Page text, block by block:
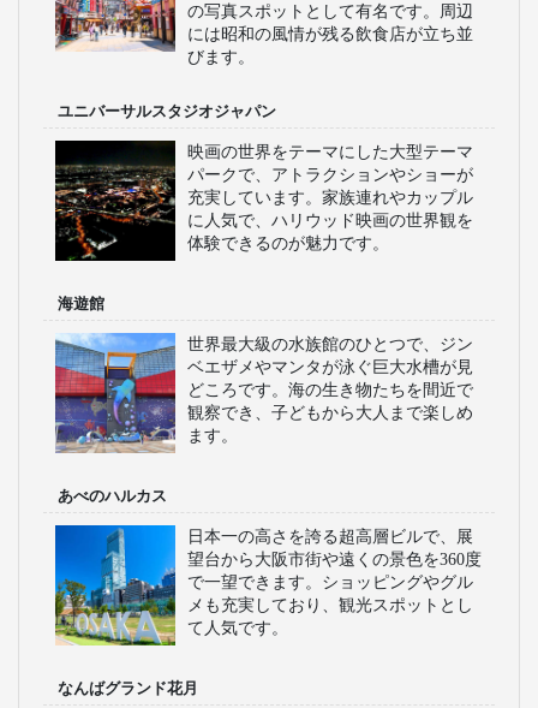
の写真スポットとして有名です。周辺
には昭和の風情が残る飲食店が立ち並
びます。
ユニバーサルスタジオジャパン
映画の世界をテーマにした大型テーマ
パークで、アトラクションやショーが
充実しています。家族連れやカップル
に人気で、ハリウッド映画の世界観を
体験できるのが魅力です。
海遊館
世界最大級の水族館のひとつで、ジン
ベエザメやマンタが泳ぐ巨大水槽が見
どころです。海の生き物たちを間近で
観察でき、子どもから大人まで楽しめ
ます。
あべのハルカス
日本一の高さを誇る超高層ビルで、展
望台から大阪市街や遠くの景色を360度
で一望できます。ショッピングやグル
メも充実しており、観光スポットとし
て人気です。
なんばグランド花月